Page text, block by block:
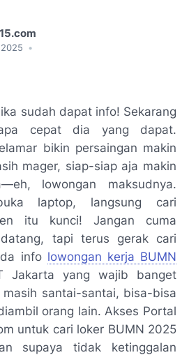
•
sudah dapat info! Sekarang
cepat dia yang dapat.
bikin persaingan makin
mager, siap-siap aja makin
lowongan maksudnya.
laptop, langsung cari
itu kunci! Jangan cuma
tapi terus gerak cari
info lowongan kerja BUMN
Jakarta yang wajib banget
masih santai-santai, bisa-bisa
orang lain. Akses Portal
untuk cari loker BUMN 2025
supaya tidak ketinggalan